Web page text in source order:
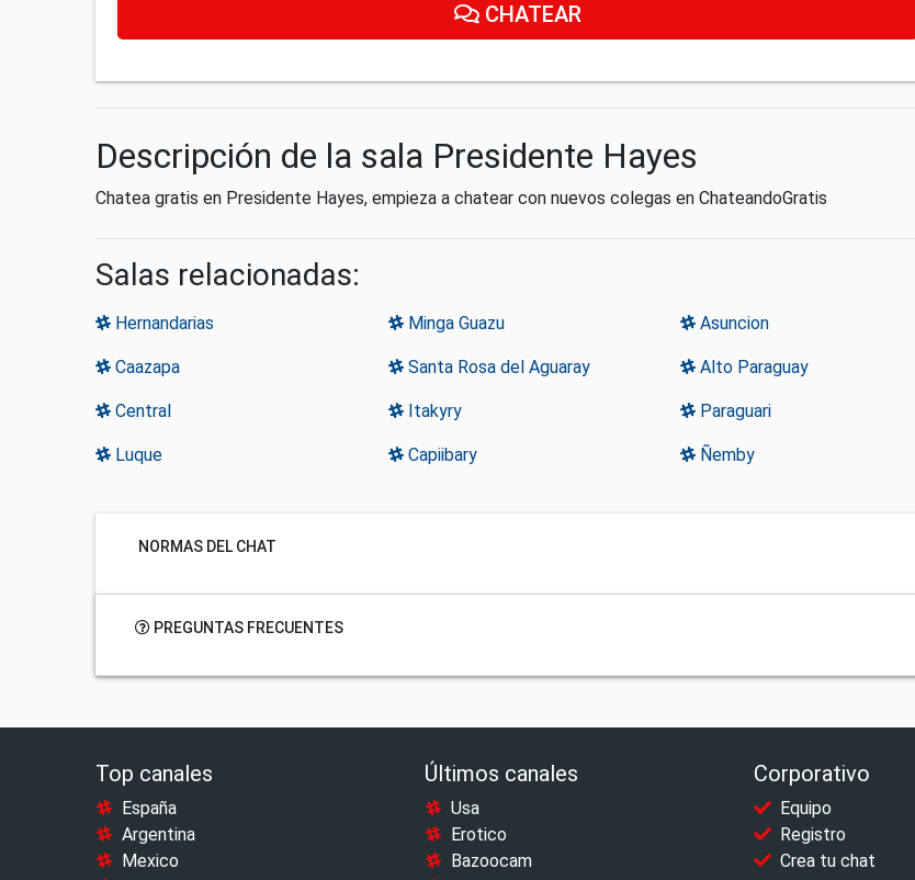
CHATEAR
Descripción de la sala Presidente Hayes
Chatea gratis en Presidente Hayes, empieza a chatear con nuevos colegas en ChateandoGratis
Salas relacionadas:
Hernandarias Minga Guazu Asuncion
Caazapa Santa Rosa del Aguaray Alto Paraguay
Central Itakyry Paraguari
Luque Capiibary Ñemby
NORMAS DEL CHAT
PREGUNTAS FRECUENTES
Top canales
España
Argentina
Mexico
Últimos canales
Usa
Erotico
Bazoocam
Corporativo
Equipo
Registro
Crea tu chat